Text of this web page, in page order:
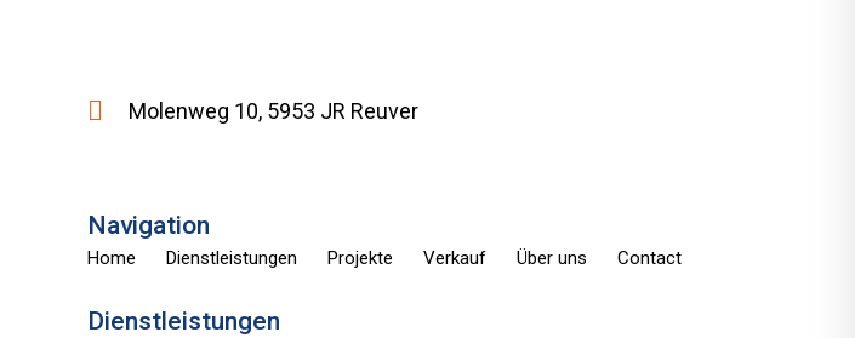
Molenweg 10, 5953 JR Reuver
Navigation
Home Dienstleistungen Projekte Verkauf Über uns Contact
Dienstleistungen